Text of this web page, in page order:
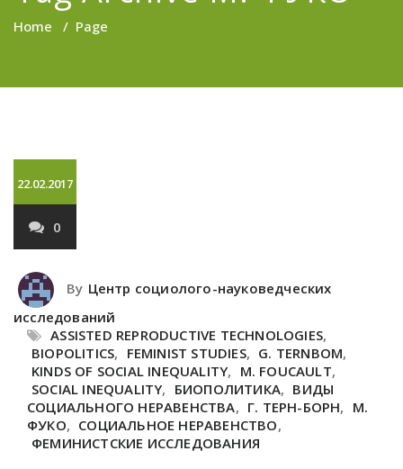
Home / Page
22.02.2017
0
By Центр социолого-науковедческих
исследований
ASSISTED REPRODUCTIVE TECHNOLOGIES,
BIOPOLITICS, FEMINIST STUDIES, G. TERNBOM,
KINDS OF SOCIAL INEQUALITY, M. FOUCAULT,
SOCIAL INEQUALITY, БИОПОЛИТИКА, ВИДЫ
СОЦИАЛЬНОГО НЕРАВЕНСТВА, Г. ТЕРН-БОРН, М.
ФУКО, СОЦИАЛЬНОЕ НЕРАВЕНСТВО,
ФЕМИНИСТСКИЕ ИССЛЕДОВАНИЯ